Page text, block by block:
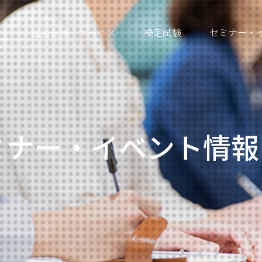
経営支援・サービス 検定試験 セミナー・
ー・イベント情報